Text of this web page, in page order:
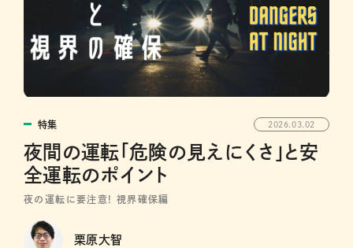
特集 2026.03.02
夜間の運転「危険の見えにくさ」と安
全運転のポイント
夜の運転に要注意! 視界確保編
栗原大智